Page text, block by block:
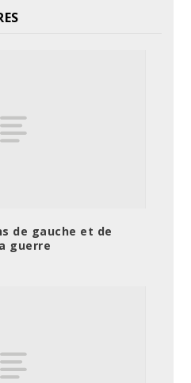
de gauche et de
guerre